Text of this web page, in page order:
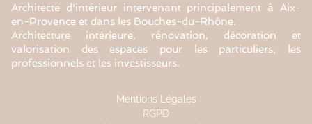
Architecte d'intérieur intervenant principalement à Aix-
en-Provence et dans les Bouches-du-Rhône.
Architecture intérieure, rénovation, décoration et
valorisation des espaces pour les particuliers, les
professionnels et les investisseurs.
Mentions Légales
RGPD